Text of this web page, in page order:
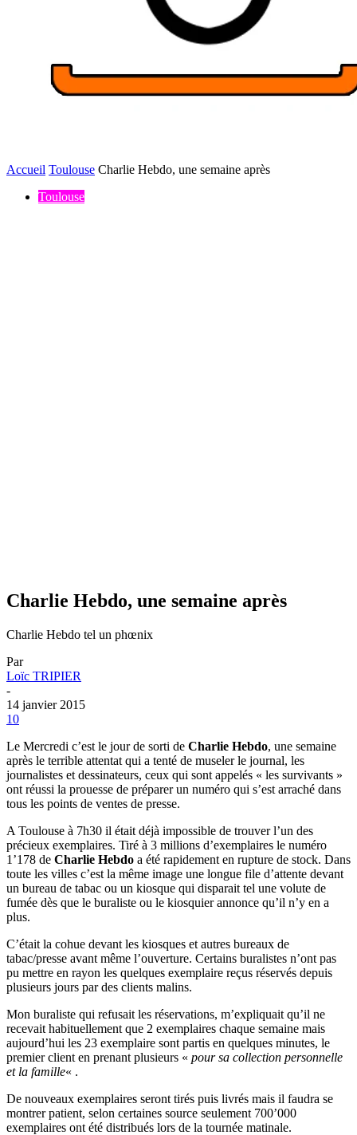
Accueil Toulouse Charlie Hebdo, une semaine après
Toulouse
Charlie Hebdo, une semaine après
Charlie Hebdo tel un phœnix
Par
Loïc TRIPIER
-
14 janvier 2015
10
Le Mercredi c’est le jour de sorti de Charlie Hebdo, une semaine
après le terrible attentat qui a tenté de museler le journal, les
journalistes et dessinateurs, ceux qui sont appelés « les survivants »
ont réussi la prouesse de préparer un numéro qui s’est arraché dans
tous les points de ventes de presse.
A Toulouse à 7h30 il était déjà impossible de trouver l’un des
précieux exemplaires. Tiré à 3 millions d’exemplaires le numéro
1’178 de Charlie Hebdo a été rapidement en rupture de stock. Dans
toute les villes c’est la même image une longue file d’attente devant
un bureau de tabac ou un kiosque qui disparait tel une volute de
fumée dès que le buraliste ou le kiosquier annonce qu’il n’y en a
plus.
C’était la cohue devant les kiosques et autres bureaux de
tabac/presse avant même l’ouverture. Certains buralistes n’ont pas
pu mettre en rayon les quelques exemplaire reçus réservés depuis
plusieurs jours par des clients malins.
Mon buraliste qui refusait les réservations, m’expliquait qu’il ne
recevait habituellement que 2 exemplaires chaque semaine mais
aujourd’hui les 23 exemplaire sont partis en quelques minutes, le
premier client en prenant plusieurs « pour sa collection personnelle
et la famille« .
De nouveaux exemplaires seront tirés puis livrés mais il faudra se
montrer patient, selon certaines source seulement 700’000
exemplaires ont été distribués lors de la tournée matinale.